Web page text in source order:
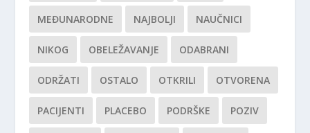
MEĐUNARODNE NAJBOLJI NAUČNICI
NIKOG OBELEŽAVANJE ODABRANI
ODRŽATI OSTALO OTKRILI OTVORENA
PACIJENTI PLACEBO PODRŠKE POZIV